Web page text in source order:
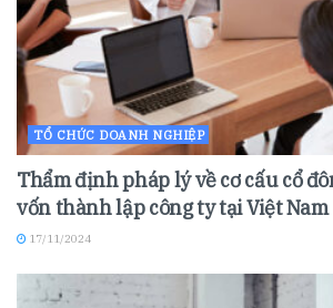
TỔ CHỨC DOANH NGHIỆP
Thẩm định pháp lý về cơ cấu cổ
vốn thành lập công ty tại Việt Nam
17/11/2024